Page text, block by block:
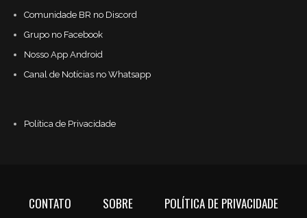
Comunidade BR no Discord
Grupo no Facebook
Nosso App Android
Canal de Notícias no Whatsapp
Política de Privacidade
CONTATO SOBRE POLÍTICA DE PRIVACIDADE